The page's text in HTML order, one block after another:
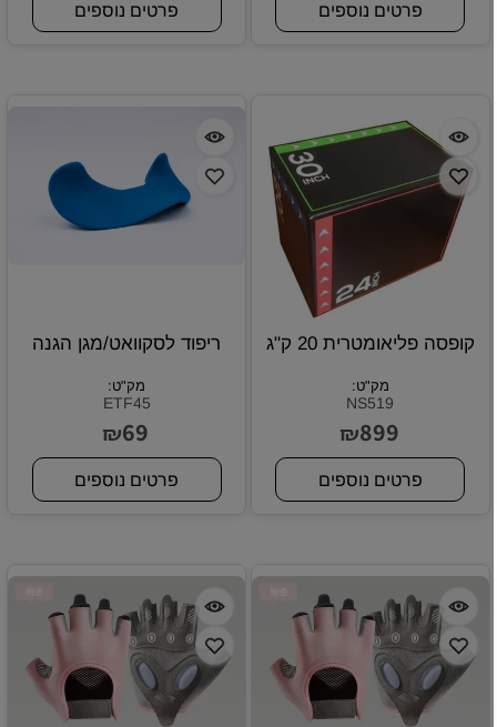
פרטים נוספים פרטים נוספים
קופסה פליאומטרית 20 ק"ג
מק"ט:
NS519
₪899
פרטים נוספים
ריפוד לסקוואט/מגן הגנה
מק"ט:
ETF45
₪69
פרטים נוספים